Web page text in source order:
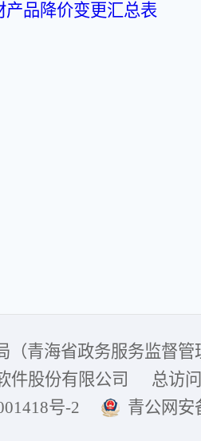
产品降价变更汇总表
（青海省政务服务监督管
件股份有限公司
总访
号-2
青公网安